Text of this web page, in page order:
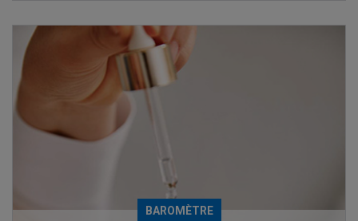
BAROMÈTRE